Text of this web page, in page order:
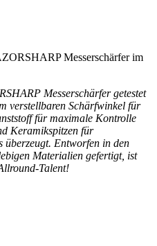
Messerschärfer getestet
verstellbaren Schärfwinkel für
für maximale Kontrolle
Keramikspitzen für
überzeugt. Entworfen in den
Materialien gefertigt, ist
Talent!